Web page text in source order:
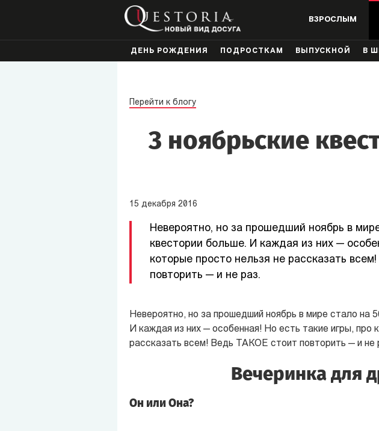
ВЗРОСЛЫМ
ДЕНЬ РОЖДЕНИЯ ПОДРОСТКАМ ВЫПУСКНОЙ В
Перейти к блогу
3 ноябрьские
15 декабря 2016
Невероятно, но за прошедший ноябрь в
квестории больше. И каждая из них —
которые просто нельзя не рассказать
повторить — и не раз.
Невероятно, но за прошедший ноябрь в мире стало на
И каждая из них — особенная! Но есть такие игры, про
рассказать всем! Ведь ТАКОЕ стоит повторить — и не
Вечеринка для
Он или Она?